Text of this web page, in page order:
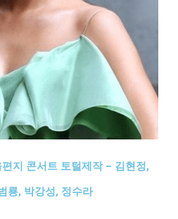
지 콘서트 토털제작 – 김현정,
룡, 박강성, 정수라